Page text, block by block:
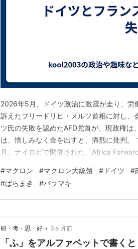
2026年5月、ドイツ政治に激震が走り、労
訴えたフリードリヒ・メルツ首相に対し
ツ氏の失敗を認めたAFD党首が、現政権は
は、惜しみなく金を出すと、痛烈に批判
月、ナイロビで開催された「Africa
国に悪影響を及ぼしていますね。
#マクロン #マクロン大統領 # ドイツ #
#ばらまき #バラマキ
研・考・思・好 • 3ヶ月前
「ふ」をアルファベットで書く